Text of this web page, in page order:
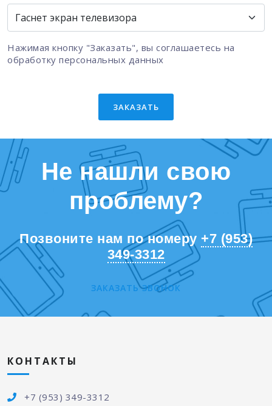
Нажимая кнопку "Заказать", вы соглашаетесь на
обработку персональных данных
ЗАКАЗАТЬ
Не нашли свою
проблему?
Позвоните нам по номеру +7 (953)
349-3312
ЗАКАЗАТЬ ЗВОНОК
КОНТАКТЫ
+7 (953) 349-3312